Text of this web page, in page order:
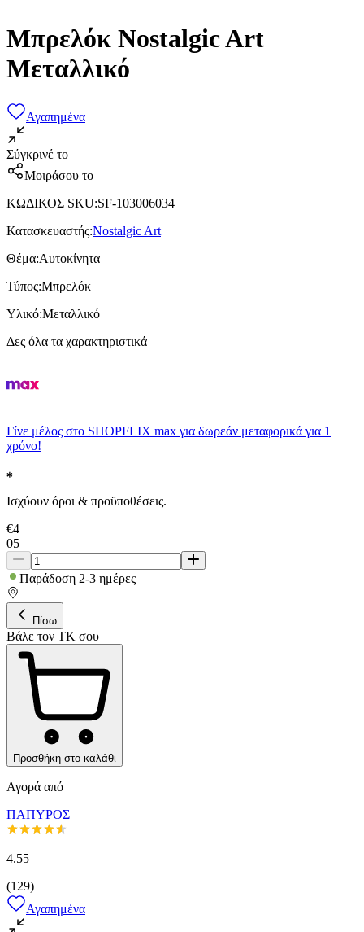
Μπρελόκ Nostalgic Art
Μεταλλικό
Αγαπημένα
Σύγκρινέ το
Μοιράσου το
ΚΩΔΙΚΟΣ SKU:SF-103006034
Κατασκευαστής:Nostalgic Art
Θέμα:Αυτοκίνητα
Τύπος:Μπρελόκ
Υλικό:Μεταλλικό
Δες όλα τα χαρακτηριστικά
Γίνε μέλος στο SHOPFLIX max για δωρεάν μεταφορικά για 1
χρόνο!
Ισχύουν όροι & προϋποθέσεις.
€4
05
Παράδοση 2-3 ημέρες
Πίσω
Βάλε τον ΤΚ σου
Προσθήκη στο καλάθι
Αγορά από
ΠΑΠΥΡΟΣ
4.55
(129)
Αγαπημένα